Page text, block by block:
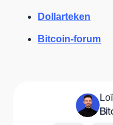
Dollarteken
Bitcoin-forum